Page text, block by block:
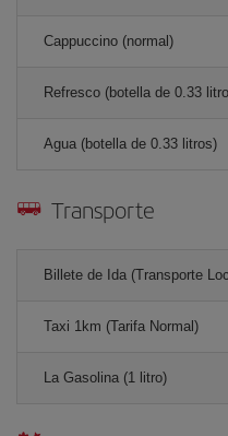
Cappuccino (normal)
Refresco (botella de 0.33
Agua (botella de 0.33 litros)
Transporte
Billete de Ida (Transporte
Taxi 1km (Tarifa Normal)
La Gasolina (1 litro)